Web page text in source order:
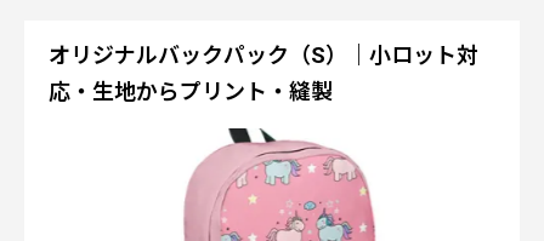
オリジナルバックパック（S）｜小ロット対
応・生地からプリント・縫製